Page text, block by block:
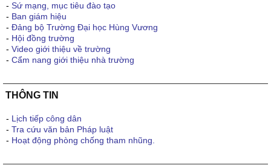
- Sứ mạng, mục tiêu đào tạo
- Ban giám hiệu
- Đảng bộ Trường Đại học Hùng Vương
- Hội đồng trường
- Video giới thiệu về trường
- Cẩm nang giới thiệu nhà trường
THÔNG TIN
- Lịch tiếp công dân
- Tra cứu văn bản Pháp luật
- Hoạt động phòng chống tham nhũng.